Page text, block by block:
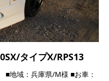
タイプX/RPS13
地域：兵庫県/M様 ■お車：